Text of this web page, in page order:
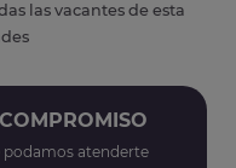
las vacantes de esta
podamos atenderte